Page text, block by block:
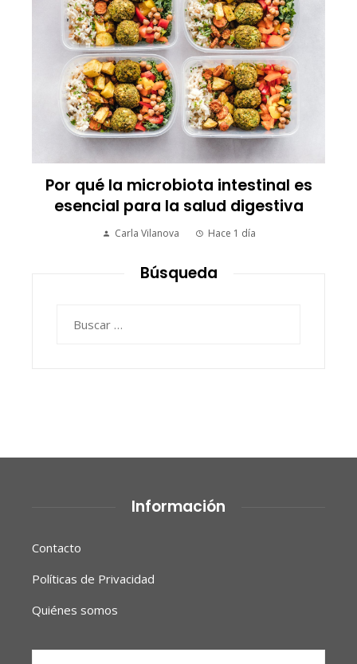
Por qué la microbiota intestinal es
esencial para la salud digestiva
Carla Vilanova Hace 1 día
Búsqueda
Información
Contacto
Políticas de Privacidad
Quiénes somos